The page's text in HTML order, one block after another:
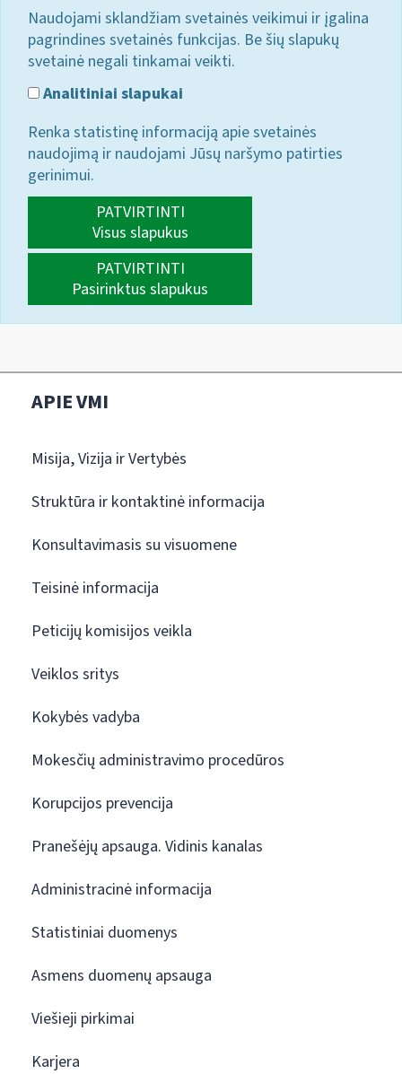
Naudojami sklandžiam svetainės veikimui ir įgalina
pagrindines svetainės funkcijas. Be šių slapukų
svetainė negali tinkamai veikti.
Analitiniai slapukai
Renka statistinę informaciją apie svetainės
naudojimą ir naudojami Jūsų naršymo patirties
gerinimui.
PATVIRTINTI
Visus slapukus
PATVIRTINTI
Pasirinktus slapukus
APIE VMI
Misija, Vizija ir Vertybės
Struktūra ir kontaktinė informacija
Konsultavimasis su visuomene
Teisinė informacija
Peticijų komisijos veikla
Veiklos sritys
Kokybės vadyba
Mokesčių administravimo procedūros
Korupcijos prevencija
Pranešėjų apsauga. Vidinis kanalas
Administracinė informacija
Statistiniai duomenys
Asmens duomenų apsauga
Viešieji pirkimai
Karjera